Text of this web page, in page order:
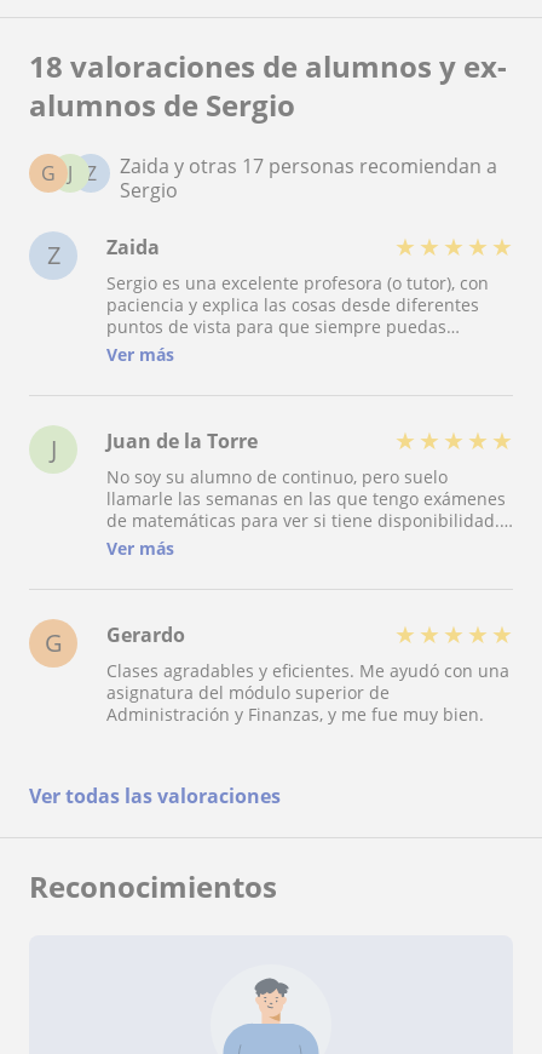
18 valoraciones de alumnos y ex-
alumnos de Sergio
Z
J
G
Zaida y otras 17 personas recomiendan a
Sergio
Z Zaida ★ ★ ★ ★ ★
Sergio es una excelente profesora (o tutor), con
paciencia y explica las cosas desde diferentes
puntos de vista para que siempre puedas
entenderlas No sólo te ayudará con tus
Ver más
J Juan de la Torre ★ ★ ★ ★ ★
No soy su alumno de continuo, pero suelo
llamarle las semanas en las que tengo exámenes
de matemáticas para ver si tiene disponibilidad.
Y en las pocas horas que damos clases resuelve
Ver más
G Gerardo ★ ★ ★ ★ ★
Clases agradables y eficientes. Me ayudó con una
asignatura del módulo superior de
Administración y Finanzas, y me fue muy bien.
Ver todas las valoraciones
Reconocimientos